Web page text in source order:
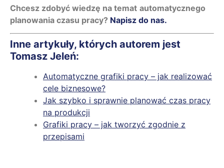
Chcesz zdobyć wiedzę na temat automatycznego
planowania czasu pracy? Napisz do nas.
Inne artykuły, których autorem jest
Tomasz Jeleń:
Automatyczne grafiki pracy – jak realizować
cele biznesowe?
Jak szybko i sprawnie planować czas pracy
na produkcji
Grafiki pracy – jak tworzyć zgodnie z
przepisami